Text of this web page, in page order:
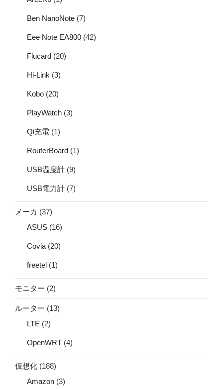
Ben NanoNote (7)
Eee Note EA800 (42)
Flucard (20)
Hi-Link (3)
Kobo (20)
PlayWatch (3)
Qi充電 (1)
RouterBoard (1)
USB温度計 (9)
USB電力計 (7)
メーカ (37)
ASUS (16)
Covia (20)
freetel (1)
モニター (2)
ルーター (13)
LTE (2)
OpenWRT (4)
仮想化 (188)
Amazon (3)